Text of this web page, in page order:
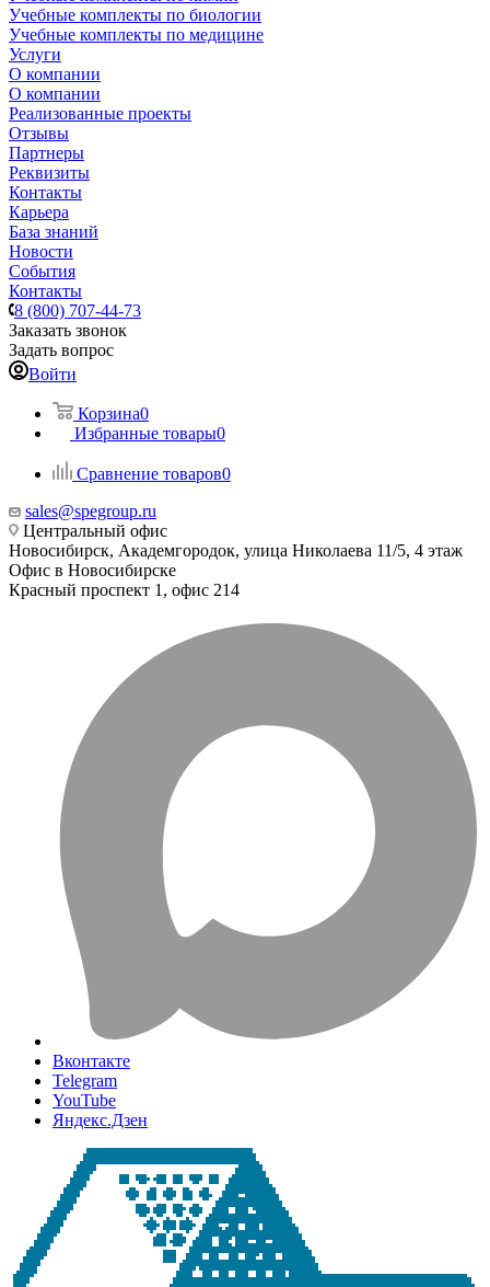
Учебные комплекты по биологии
Учебные комплекты по медицине
Услуги
О компании
О компании
Реализованные проекты
Отзывы
Партнеры
Реквизиты
Контакты
Карьера
База знаний
Новости
События
Контакты
8 (800) 707-44-73
Заказать звонок
Задать вопрос
Войти
Корзина0
Избранные товары0
Сравнение товаров0
sales@spegroup.ru
Центральный офис
Новосибирск, Академгородок, улица Николаева 11/5, 4 этаж
Офис в Новосибирске
Красный проспект 1, офис 214
Вконтакте
Telegram
YouTube
Яндекс.Дзен